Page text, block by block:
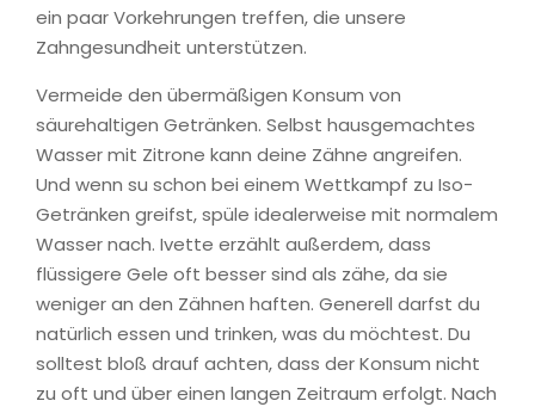
ein paar Vorkehrungen treffen, die unsere
Zahngesundheit unterstützen.
Vermeide den übermäßigen Konsum von
säurehaltigen Getränken. Selbst hausgemachtes
Wasser mit Zitrone kann deine Zähne angreifen.
Und wenn su schon bei einem Wettkampf zu Iso-
Getränken greifst, spüle idealerweise mit normalem
Wasser nach. Ivette erzählt außerdem, dass
flüssigere Gele oft besser sind als zähe, da sie
weniger an den Zähnen haften. Generell darfst du
natürlich essen und trinken, was du möchtest. Du
solltest bloß drauf achten, dass der Konsum nicht
zu oft und über einen langen Zeitraum erfolgt. Nach